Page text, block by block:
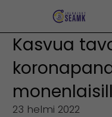
Kasvua
23 helmi 2022